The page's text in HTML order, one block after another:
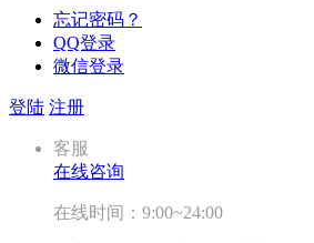
忘记密码？
QQ登录
微信登录
登陆 注册
客服
在线咨询
在线时间：9:00~24:00